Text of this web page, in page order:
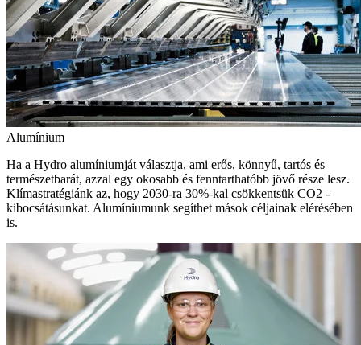
Alumínium
Ha a Hydro alumíniumját választja, ami erős, könnyű, tartós és
természetbarát, azzal egy okosabb és fenntarthatóbb jövő része lesz.
Klímastratégiánk az, hogy 2030-ra 30%-kal csökkentsük CO2 -
kibocsátásunkat. Alumíniumunk segíthet mások céljainak elérésében
is.